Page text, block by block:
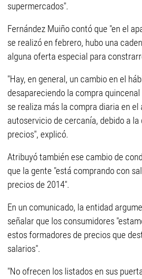
supermercados".
Fernández Muiño contó que "en el
se realizó en febrero, hubo una
alguna oferta especial para
"Hay, en general, un cambio en el
desapareciendo la compra
se realiza más la compra diaria en el
autoservicio de cercanía, debido a la
precios", explicó.
Atribuyó también ese cambio de
que la gente "está comprando con
precios de 2014".
En un comunicado, la entidad
señalar que los consumidores
estos formadores de precios que
salarios".
"No ofrecen los listados en sus